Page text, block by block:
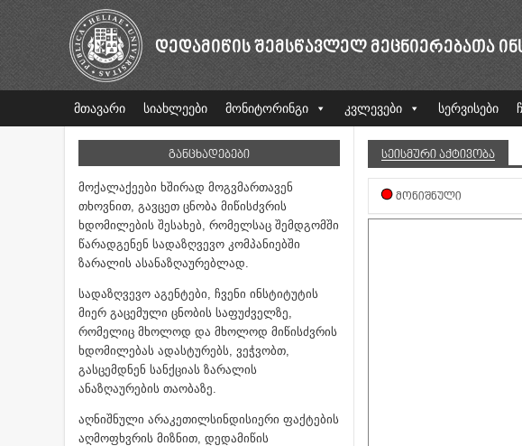
ᲓᲔᲓᲐᲛᲘᲬᲘᲡ ᲨᲔᲛᲡᲬᲐᲕᲚᲔᲚ ᲛᲔᲪᲜᲘᲔᲠᲔᲑᲐᲗᲐ
მთავარი სიახლეები მონიტორინგი კვლევები სერვისები
ᲒᲐᲜᲪᲮᲐᲓᲔᲑᲔᲑᲘ
მოქალაქეები ხშირად მოგვმართავენ
თხოვნით, გავცეთ ცნობა მიწისძვრის
ხდომილების შესახებ, რომელსაც შემდგომში
წარადგენენ სადაზღვევო კომპანიებში
ზარალის ასანაზღაურებლად.
სადაზღვევო აგენტები, ჩვენი ინსტიტუტის
მიერ გაცემული ცნობის საფუძველზე,
რომელიც მხოლოდ და მხოლოდ მიწისძვრის
ხდომილებას ადასტურებს, ვეჭვობთ,
გასცემდნენ სანქციას ზარალის
ანაზღაურების თაობაზე.
აღნიშნული არაკეთილსინდისიერი ფაქტების
აღმოფხვრის მიზნით, დედამიწის
ᲡᲔᲘᲡᲛᲣᲠᲘ ᲐᲥᲢᲘᲕᲝᲑᲐ
ᲛᲝᲜᲘᲨᲜᲣᲚᲘ